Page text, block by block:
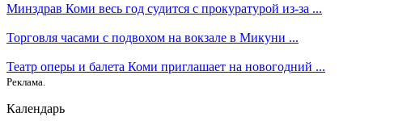
Минздрав Коми весь год судится с прокуратурой из-за ...
Торговля часами с подвохом на вокзале в Микуни ...
Театр оперы и балета Коми приглашает на новогодний ...
Реклама.
Календарь